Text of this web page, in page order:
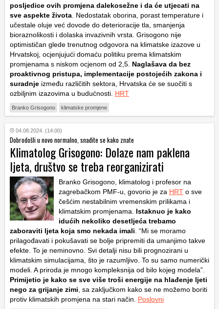
posljedice ovih promjena dalekosežne i da će utjecati na
sve aspekte života . Nedostatak oborina, porast temperature i
učestale oluje već dovode do deterioracije tla, smanjenja
bioraznolikosti i dolaska invazivnih vrsta. Grisogono nije
optimističan glede trenutnog odgovora na klimatske izazove u
Hrvatskoj, ocjenjujući domaću politiku prema klimatskim
promjenama s niskom ocjenom od 2,5. Naglašava da bez
proaktivnog pristupa, implementacije postojećih zakona i
suradnje između različitih sektora, Hrvatska će se suočiti s
ozbiljnim izazovima u budućnosti. HRT
Branko Grisogono klimatske promjene
04.08.2024. (14:00)
Dobrodošli u novo normalno, snađite se kako znate
Klimatolog Grisogono: Dolaze nam paklena
ljeta, društvo se treba reorganizirati
Branko Grisogono, klimatolog i profesor na
zagrebačkom PMF-u, govorio je za HRT o sve
češćim nestabilnim vremenskim prilikama i
klimatskim promjenama.
Istaknuo je kako
idućih nekoliko desetljeća trebamo
zaboraviti ljeta koja smo nekada imali . “Mi se moramo
prilagođavati i pokušavati se bolje pripremiti da umanjimo takve
efekte. To je neminovno. Svi detalji nisu bili prognozirani u
klimatskim simulacijama, što je razumljivo. To su samo numerički
modeli. A priroda je mnogo kompleksnija od bilo kojeg modela”.
Primijetio je kako se sve više troši energije na hlađenje ljeti
nego za grijanje zimi , sa zaključkom kako se ne možemo boriti
protiv klimatskih promjena na stari način. Poslovni